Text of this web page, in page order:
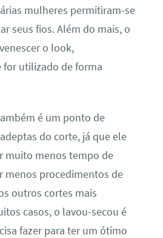
mulheres permitiram-se
seus fios. Além do mais, o
o look,
for utilizado de forma
é um ponto de
do corte, já que ele
muito menos tempo de
menos procedimentos de
outros cortes mais
casos, o lavou-secou é
fazer para ter um ótimo